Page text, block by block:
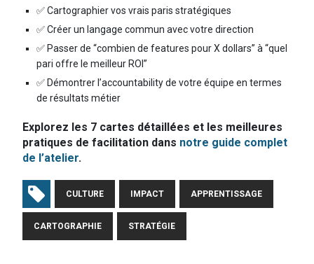
✅ Cartographier vos vrais paris stratégiques
✅ Créer un langage commun avec votre direction
✅ Passer de “combien de features pour X dollars” à “quel
pari offre le meilleur ROI”
✅ Démontrer l’accountability de votre équipe en termes
de résultats métier
Explorez les 7 cartes détaillées et les meilleures
pratiques de facilitation dans notre guide complet
de l’atelier.
CULTURE IMPACT APPRENTISSAGE
CARTOGRAPHIE STRATÉGIE